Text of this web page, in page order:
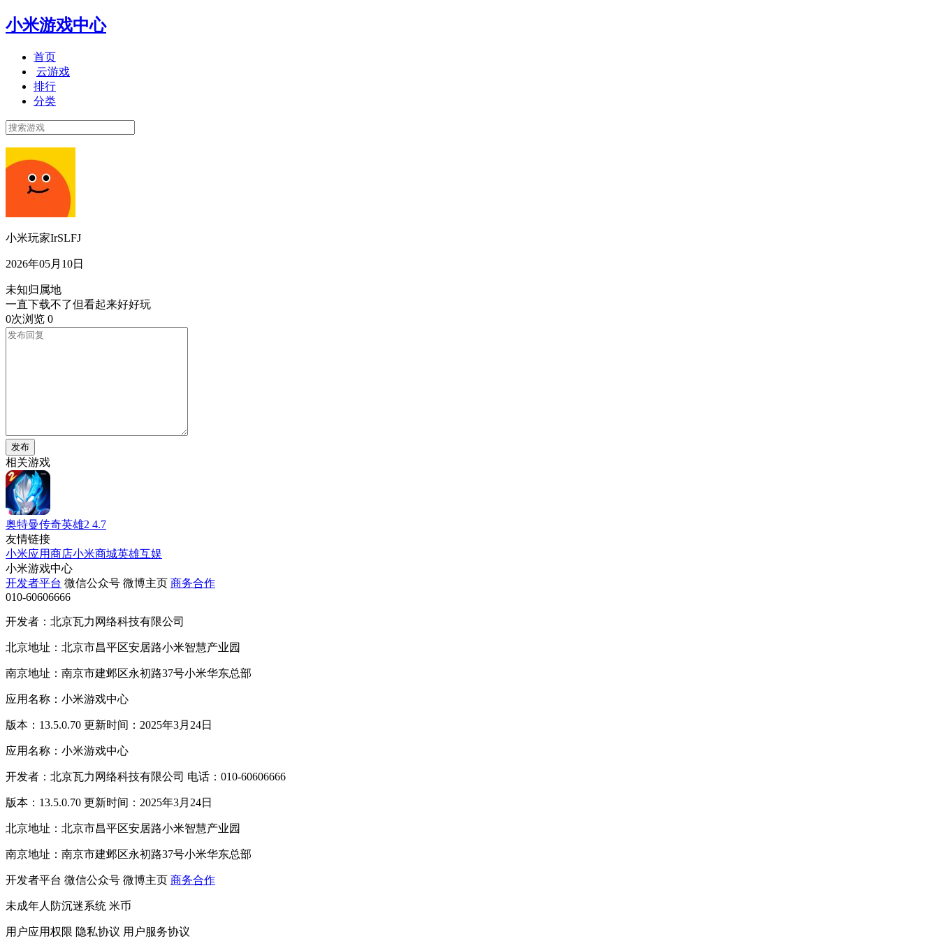
小米游戏中心
首页
云游戏
排行
分类
小米玩家IrSLFJ
2026年05月10日
未知归属地
一直下载不了但看起来好好玩
0次浏览 0
发布
相关游戏
奥特曼传奇英雄2 4.7
友情链接
小米应用商店小米商城英雄互娱
小米游戏中心
开发者平台 微信公众号 微博主页 商务合作
010-60606666
开发者：北京瓦力网络科技有限公司
北京地址：北京市昌平区安居路小米智慧产业园
南京地址：南京市建邺区永初路37号小米华东总部
应用名称：小米游戏中心
版本：13.5.0.70 更新时间：2025年3月24日
应用名称：小米游戏中心
开发者：北京瓦力网络科技有限公司 电话：010-60606666
版本：13.5.0.70 更新时间：2025年3月24日
北京地址：北京市昌平区安居路小米智慧产业园
南京地址：南京市建邺区永初路37号小米华东总部
开发者平台 微信公众号 微博主页 商务合作
未成年人防沉迷系统 米币
用户应用权限 隐私协议 用户服务协议